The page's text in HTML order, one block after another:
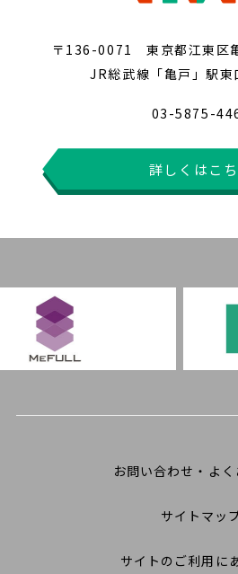
〒136-0071 東京都江東区
JR総武線「亀戸」駅
03-5875-
詳しくはこ
お問い合わせ・よ
サイトマッ
サイトのご利用に